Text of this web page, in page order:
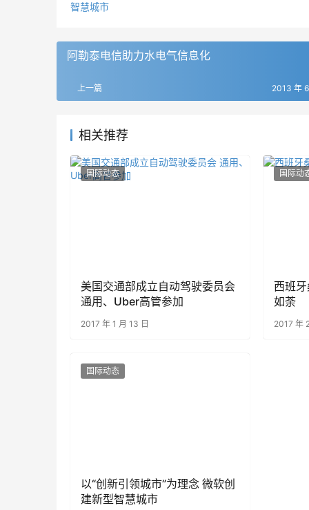
智慧城市
阿勒泰电信助力水电气信息化
上一篇 2013 年
相关推荐
国际动态
美国交通部成立自动驾驶委员会
通用、Uber高管参加
2017 年 1 月 13 日
国际动
西班
如荼
2017 年
国际动态
以“创新引领城市”为理念 微软创
建新型智慧城市